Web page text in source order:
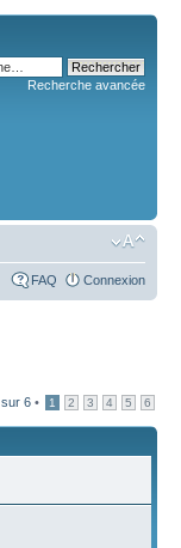
Recherche avancée
FAQ Connexion
sur 6 • 1 2 3 4 5 6